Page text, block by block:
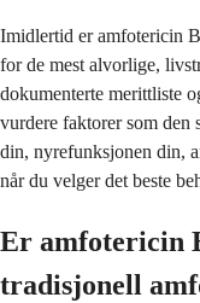
Imidlertid er amfotericin
for de mest alvorlige,
dokumenterte merittliste
vurdere faktorer som den
din, nyrefunksjonen din,
når du velger det beste
Er amfotericin
tradisjonell